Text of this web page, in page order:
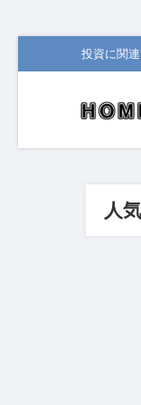
投資に関
人